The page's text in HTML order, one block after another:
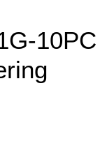
10PC